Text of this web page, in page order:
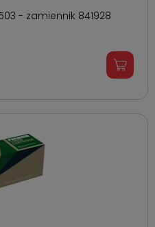
- zamiennik 841928